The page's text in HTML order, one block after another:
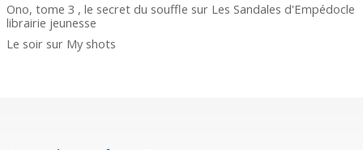
Ono, tome 3 , le secret du souffle sur Les Sandales d'Empédocle
librairie jeunesse
Le soir sur My shots